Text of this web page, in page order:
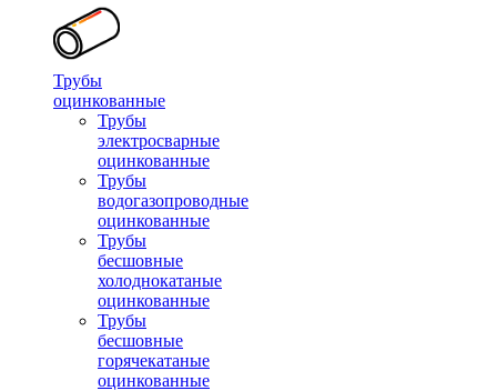
Трубы
оцинкованные
Трубы
электросварные
оцинкованные
Трубы
водогазопроводные
оцинкованные
Трубы
бесшовные
холоднокатаные
оцинкованные
Трубы
бесшовные
горячекатаные
оцинкованные